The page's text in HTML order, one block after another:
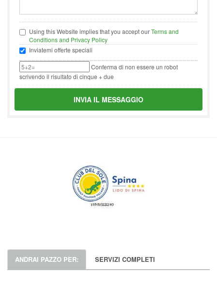
Using this Website implies that you accept ourTerms and
Conditions and Privacy Policy
Inviatemi offerte speciali
Conferma di non essere un robot
scrivendo il risultato di cinque + due
INVIA IL MESSAGGIO
ANDRAI PAZZO PER: SERVIZI COMPLETI